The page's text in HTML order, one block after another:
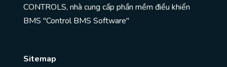
CONTROLS, nhà cung cấp phần mềm điều khiển
BMS "Control BMS Software"
Sitemap